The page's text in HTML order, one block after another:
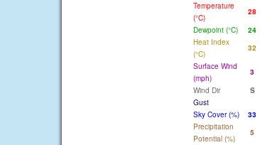
Temperature
(°C)
28
Dewpoint (°C)
24
Heat Index
(°C)
32
Surface Wind
(mph)
3
Wind Dir
S
Gust
Sky Cover (%)
33
Precipitation
Potential (%)
5